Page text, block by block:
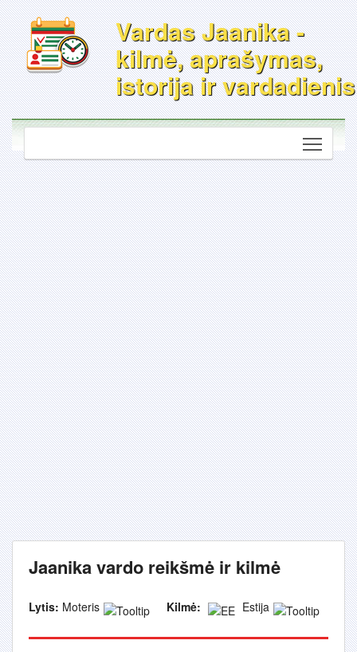
Vardas Jaanika -
kilmė, aprašymas,
istorija ir vardadienis
Jaanika vardo reikšmė ir kilmė
Lytis: Moteris Kilmė: Estija